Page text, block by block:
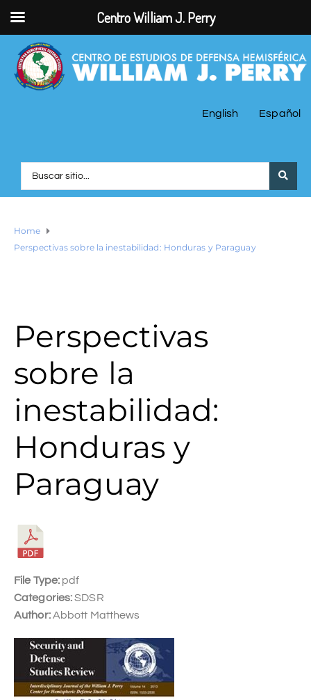
English Español
Home
Perspectivas sobre la inestabilidad: Honduras y Paraguay
Perspectivas
sobre la
inestabilidad:
Honduras y
Paraguay
File Type: pdf
Categories:SDSR
Author:Abbott Matthews
Centro William J. Perry